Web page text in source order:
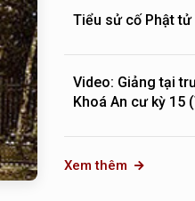
Tiểu sử cố Phật tử
Video: Giảng tại
Khoá An cư kỳ 15
Xem thêm